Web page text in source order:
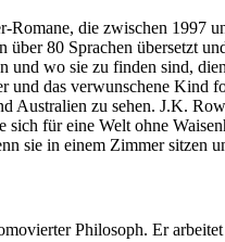
die zwischen 1997
80 Sprachen übersetzt
und wo sie zu finden sind,
und das verwunschene Kind
Australien zu sehen. J.K.
sich für eine Welt ohne
sie in einem Zimmer sitzen
Philosoph. Er